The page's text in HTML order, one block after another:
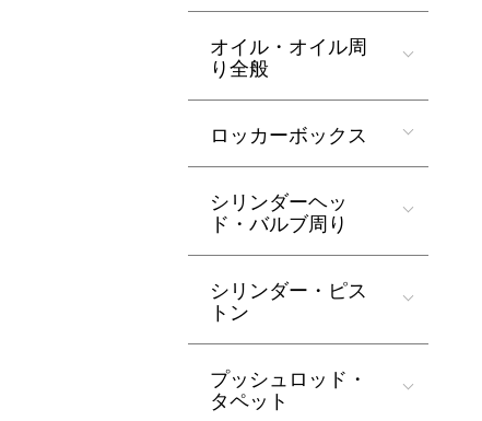
オイル・オイル周
り全般
ロッカーボックス
シリンダーヘッ
ド・バルブ周り
シリンダー・ピス
トン
プッシュロッド・
タペット